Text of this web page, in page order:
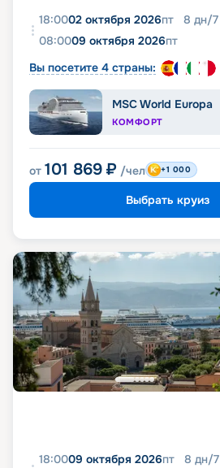
18:0002 октября 2026пт 8 дн/7
08:0009 октября 2026пт
Вы посетите 4 страны:
MSC World Europa
КОМФОРТ
от 101 869 ₽ /чел +1 000
Выбрать круиз
18:0009 октября 2026пт 8 дн/7